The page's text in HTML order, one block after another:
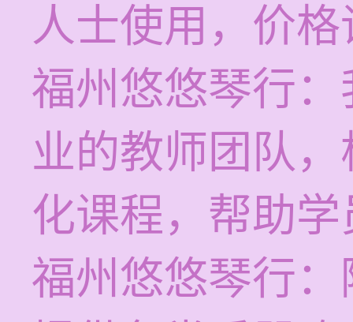
人士使用，价
福州悠悠琴行
业的教师团队
化课程，帮助
福州悠悠琴行